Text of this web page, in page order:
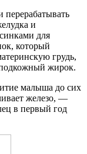
и
для
который
грудь,
подкожный жирок.
малыша до сих
железо, —
в первый год